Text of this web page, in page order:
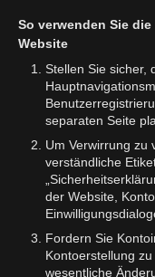
So verwenden Sie
Website
Stellen Sie sicher,
separaten Seite
Um Verwirrung zu
verständliche
der Website,
Fordern Sie
Kontoerstellung
wesentliche